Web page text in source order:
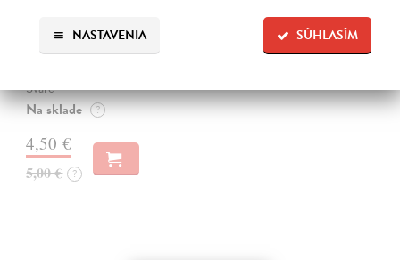
SÚHLASÍM
NASTAVENIA
Vlna 105/2025
kolektív autorov| Časopis
Švarc
Na sklade ?
4,50 €
5,00 € ?